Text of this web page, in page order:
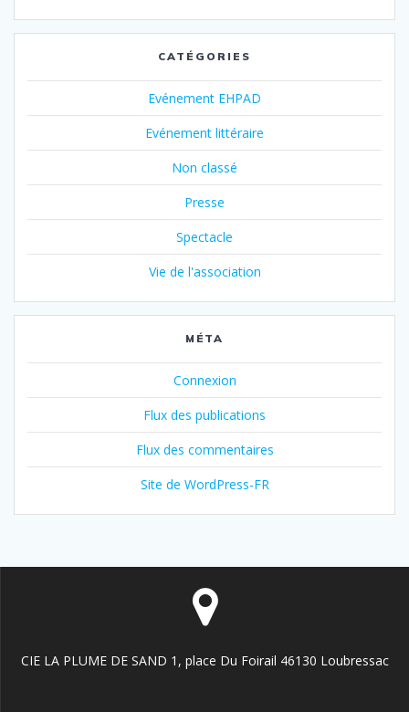
CATÉGORIES
Evénement EHPAD
Evénement littéraire
Non classé
Presse
Spectacle
Vie de l'association
MÉTA
Connexion
Flux des publications
Flux des commentaires
Site de WordPress-FR
CIE LA PLUME DE SAND 1, place Du Foirail 46130 Loubressac